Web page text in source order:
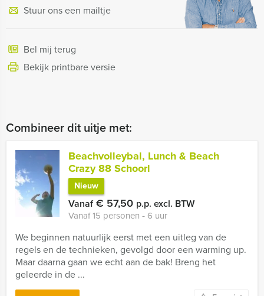
Stuur ons een mailtje
Bel mij terug
Bekijk printbare versie
Combineer dit uitje met:
Beachvolleybal, Lunch & Beach
Crazy 88 Schoorl
Nieuw
Vanaf€ 57,50 p.p. excl. BTW
Vanaf 15 personen ‐ 6 uur
We beginnen natuurlijk eerst met een uitleg van de
regels en de technieken, gevolgd door een warming up.
Maar daarna gaan we echt aan de bak! Breng het
geleerde in de ...